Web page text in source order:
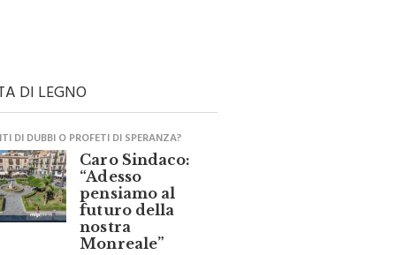
DI LEGNO
DI DUBBI O PROFETI DI SPERANZA?
Caro Sindaco:
“Adesso
pensiamo al
futuro della
nostra
Monreale”